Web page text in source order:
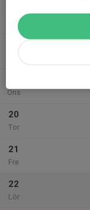
Mån
Ons
20
Tor
21
Fre
22
Lör